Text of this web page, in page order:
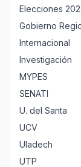
Elecciones
Gobierno
Internacional
Investigación
MYPES
SENATI
U. del Santa
UCV
Uladech
UTP